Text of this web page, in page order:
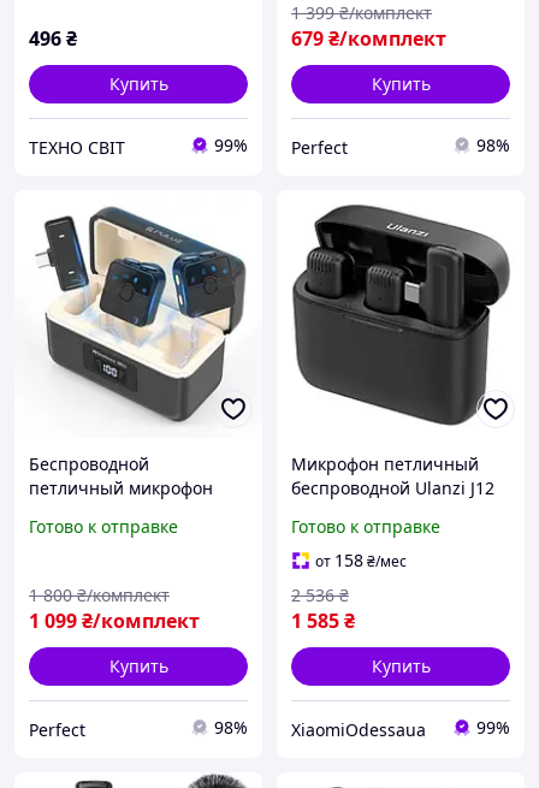
496₴
Купить
ТЕХНО СВІТ 99%
679₴/комплект
1 399 ₴/комплект
Купить
Perfect 98%
Беспроводной
петличный микрофон
петличная система Puluz
микрофона
Готово к отправке
1 099₴/комплект
1 800 ₴/комплект
Купить
Perfect 98%
Микрофон петличный
беспроводной Ulanzi J12
Android с разъемом Type-
C
Готово к отправке
от 158₴/мес
1 585₴
2 536 ₴
Купить
XiaomiOdessaua 99%